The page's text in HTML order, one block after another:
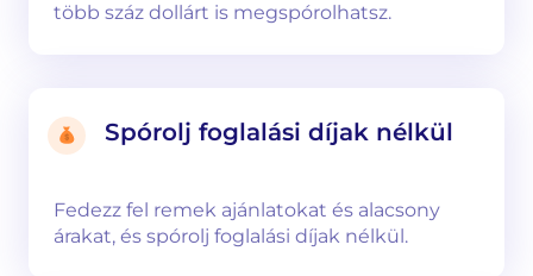
több száz dollárt is megspórolhatsz.
Spórolj foglalási díjak nélkül
Fedezz fel remek ajánlatokat és alacsony
árakat, és spórolj foglalási díjak nélkül.